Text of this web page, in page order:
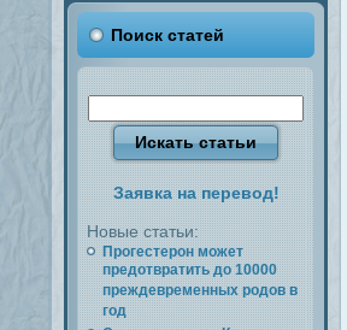
Поиск статей
Заявка на перевод!
Новые статьи:
Прогестерон может
предотвратить до 10000
преждевременных родов в
год